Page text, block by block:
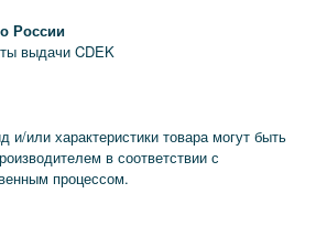
России
выдачи CDEK
и/или характеристики товара могут быть
в соответствии с
процессом.